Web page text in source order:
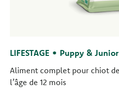
LIFESTAGE • Puppy &
Aliment complet pour chiot
l’âge de 12 mois